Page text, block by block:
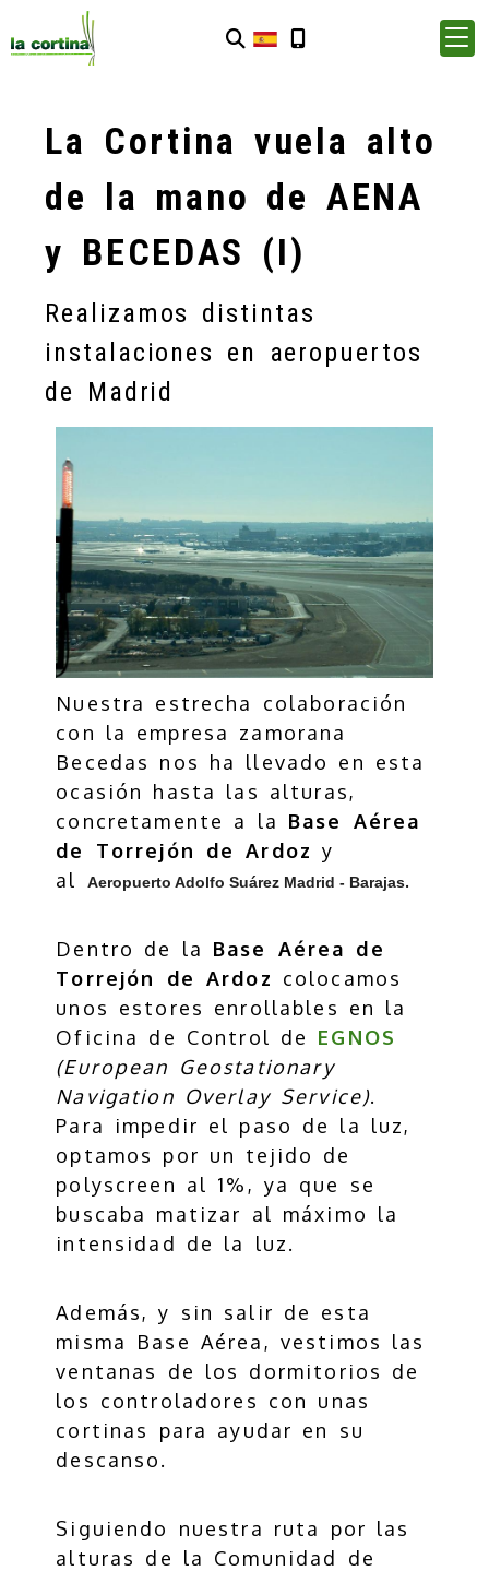
La Cortina vuela alto
de la mano de AENA
y BECEDAS (I)
Realizamos distintas
instalaciones en aeropuertos
de Madrid
Nuestra estrecha colaboración
con la empresa zamorana
Becedas nos ha llevado en esta
ocasión hasta las alturas,
concretamente a la Base Aérea
de Torrejón de Ardoz y
al
Aeropuerto Adolfo Suárez Madrid - Barajas.
Dentro de la Base Aérea de
Torrejón de Ardoz colocamos
unos estores enrollables en la
Oficina de Control de EGNOS
(European Geostationary
Navigation Overlay Service).
Para impedir el paso de la luz,
optamos por un tejido de
polyscreen al 1%, ya que se
buscaba matizar al máximo la
intensidad de la luz.
Además, y sin salir de esta
misma Base Aérea, vestimos las
ventanas de los dormitorios de
los controladores con unas
cortinas para ayudar en su
descanso.
Siguiendo nuestra ruta por las
alturas de la Comunidad de